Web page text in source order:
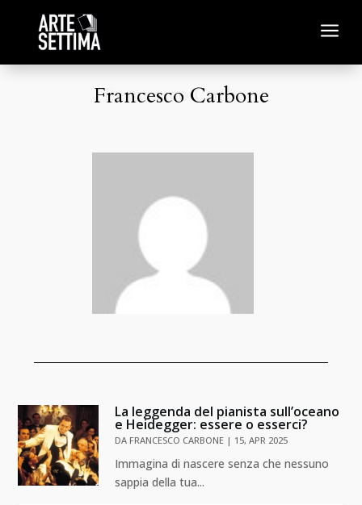
a
Francesco Carbone
Francesco Carbone
La leggenda del pianista sull’oceano
e Heidegger: essere o esserci?
DA FRANCESCO CARBONE | 15, APR 2025
Immagina di nascere senza che nessuno
sappia della tua...